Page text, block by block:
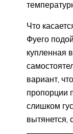
Что
Фуего
купленная
вариант,
пропорции
слишком
вытянется,